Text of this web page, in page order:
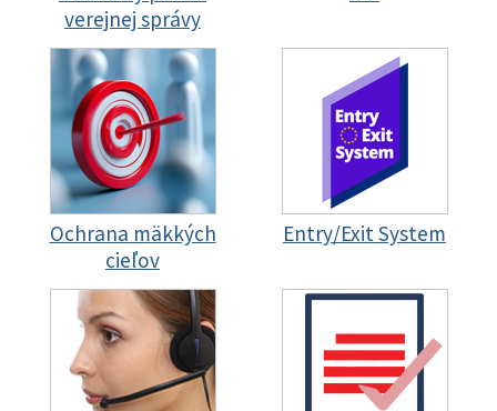
verejnej správy
Ochrana mäkkých
cieľov
Entry/Exit System